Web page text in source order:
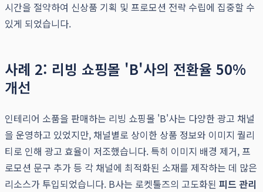
시간을 절약하여 신상품 기획 및 프로모션 전략 수립에 집중할 수
있게 되었습니다.
사례 2: 리빙 쇼핑몰 'B'사의 전환율 50%
개선
인테리어 소품을 판매하는 리빙 쇼핑몰 'B'사는 다양한 광고 채널
을 운영하고 있었지만, 채널별로 상이한 상품 정보와 이미지 퀄리
티로 인해 광고 효율이 저조했습니다. 특히 이미지 배경 제거, 프
로모션 문구 추가 등 각 채널에 최적화된 소재를 제작하는 데 많은
리소스가 투입되었습니다. B사는 로켓툴즈의 고도화된 피드 관리